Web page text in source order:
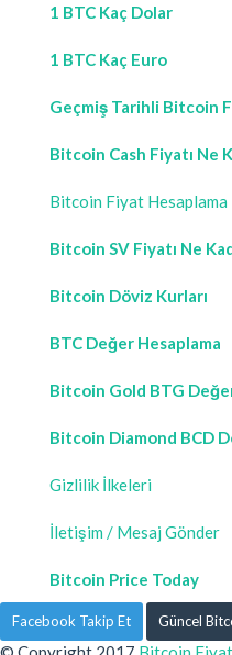
1 BTC Kaç Dolar
1 BTC Kaç Euro
Geçmiş Tarihli Bitcoin
Bitcoin Cash Fiyatı Ne
Bitcoin Fiyat Hesaplama
Bitcoin SV Fiyatı Ne
Bitcoin Döviz Kurları
BTC Değer Hesaplama
Bitcoin Gold BTG
Bitcoin Diamond BCD
Gizlilik İlkeleri
İletişim / Mesaj Gönder
Bitcoin Price Today
Facebook Takip Et Güncel